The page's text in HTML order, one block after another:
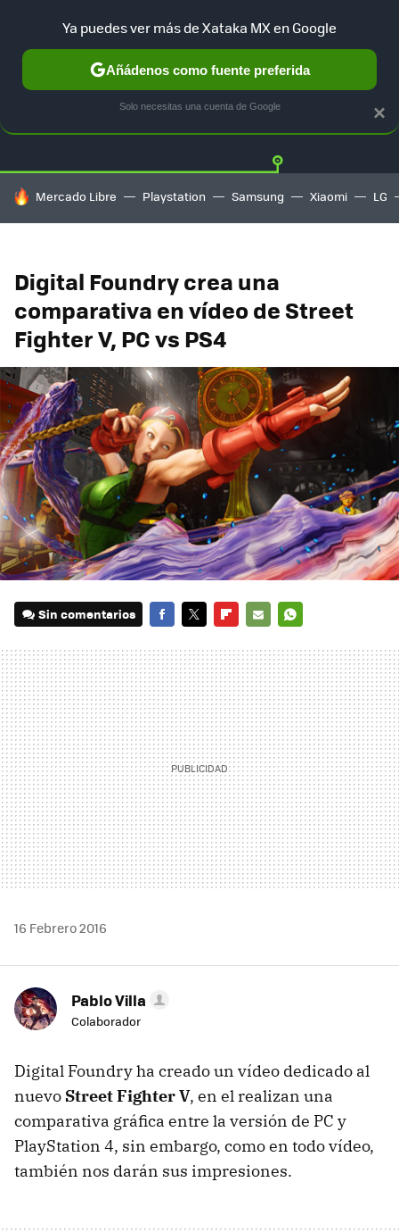
Twitter
HOY SE HABLA DE
Mercado Libre Playstation Samsung Xiaomi LG
Digital Foundry crea una
comparativa en vídeo de Street
Fighter V, PC vs PS4
Sin comentarios
MAIL
16 Febrero 2016
Pablo Villa
Colaborador
Digital Foundry ha creado un vídeo dedicado al
nuevo Street Fighter V, en el realizan una
comparativa gráfica entre la versión de PC y
PlayStation 4, sin embargo, como en todo vídeo,
también nos darán sus impresiones.
×
Ya puedes ver más de Xataka MX en Google
Añádenos como fuente preferida
Solo necesitas una cuenta de Google